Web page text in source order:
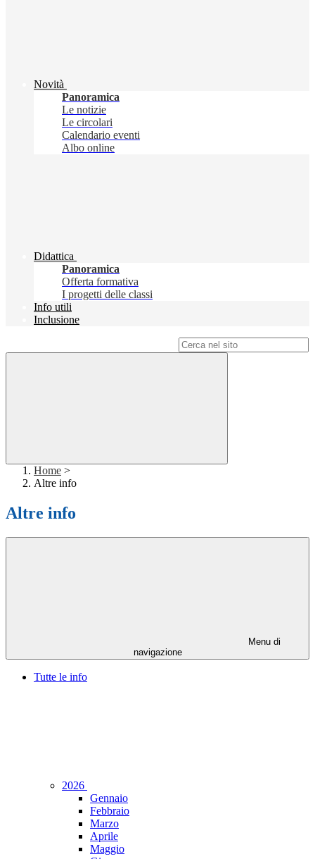
Novità
Panoramica
Le notizie
Le circolari
Calendario eventi
Albo online
Didattica
Panoramica
Offerta formativa
I progetti delle classi
Info utili
Inclusione
Home >
Altre info
Altre info
Menu di
navigazione
Tutte le info
2026
Gennaio
Febbraio
Marzo
Aprile
Maggio